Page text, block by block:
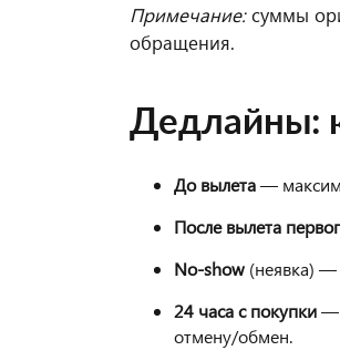
Примечание:суммы
обращения.
Дедлайны:
До вылета—
После вылета
No-show (неявка) —
24 часа с покупки—
отмену/обмен.